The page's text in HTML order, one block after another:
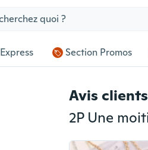
Express Section Promos
Avis clients